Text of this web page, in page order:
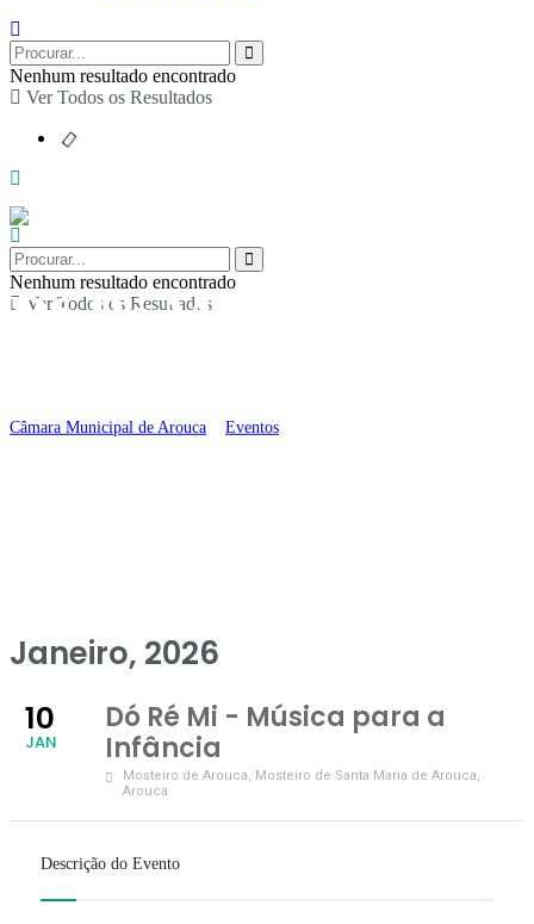
Nenhum resultado encontrado
Ver Todos os Resultados
Nenhum resultado encontrado
Ver Todos os Resultados
Dó Ré Mi – Música
Câmara Municipal de Arouca Eventos
Janeiro, 2026
10
JAN
Dó Ré Mi - Música para a
Infância
Mosteiro de Arouca, Mosteiro de Santa Maria de Arouca,
Arouca
Descrição do Evento